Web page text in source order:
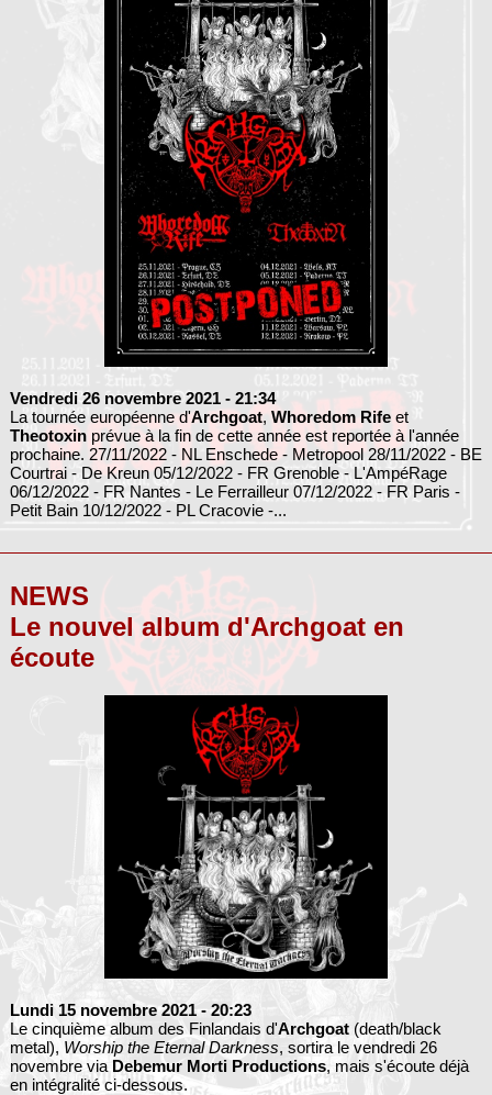
Vendredi 26 novembre 2021 - 21:34
La tournée européenne d'Archgoat, Whoredom Rifeet
Theotoxinprévue à la fin de cette année est reportée à l'année
prochaine. 27/11/2022 - NL Enschede - Metropool 28/11/2022 - BE
Courtrai - De Kreun 05/12/2022 - FR Grenoble - L'AmpéRage
06/12/2022 - FR Nantes - Le Ferrailleur 07/12/2022 - FR Paris -
Petit Bain 10/12/2022 - PL Cracovie -...
NEWS
Le nouvel album d'Archgoat en
écoute
Lundi 15 novembre 2021 - 20:23
Le cinquième album des Finlandais d'Archgoat(death/black
metal), Worship the Eternal Darkness, sortira le vendredi 26
novembre via Debemur Morti Productions, mais s'écoute déjà
en intégralité ci-dessous.